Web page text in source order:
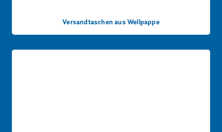
Versandtaschen aus Wellpappe